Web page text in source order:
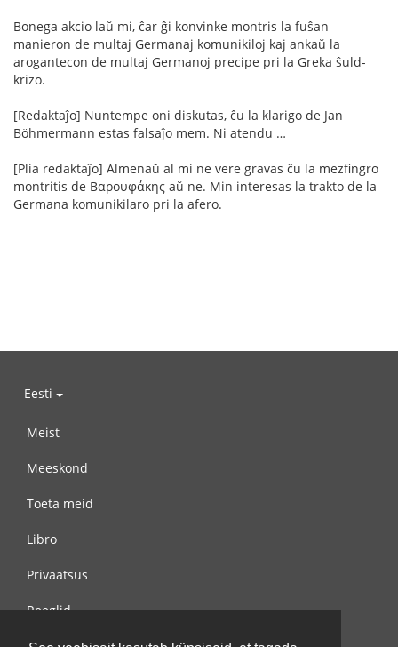
Bonega akcio laŭ mi, ĉar ĝi konvinke montris la fuŝan
manieron de multaj Germanaj komunikiloj kaj ankaŭ la
arogantecon de multaj Germanoj precipe pri la Greka ŝuld-
krizo.
[Redaktaĵo] Nuntempe oni diskutas, ĉu la klarigo de Jan
Böhmermann estas falsaĵo mem. Ni atendu …
[Plia redaktaĵo] Almenaŭ al mi ne vere gravas ĉu la mezfingro
montritis de Βαρουφάκης aŭ ne. Min interesas la trakto de la
Germana komunikilaro pri la afero.
Eesti
Meist
Meeskond
Toeta meid
Libro
Privaatsus
Reeglid